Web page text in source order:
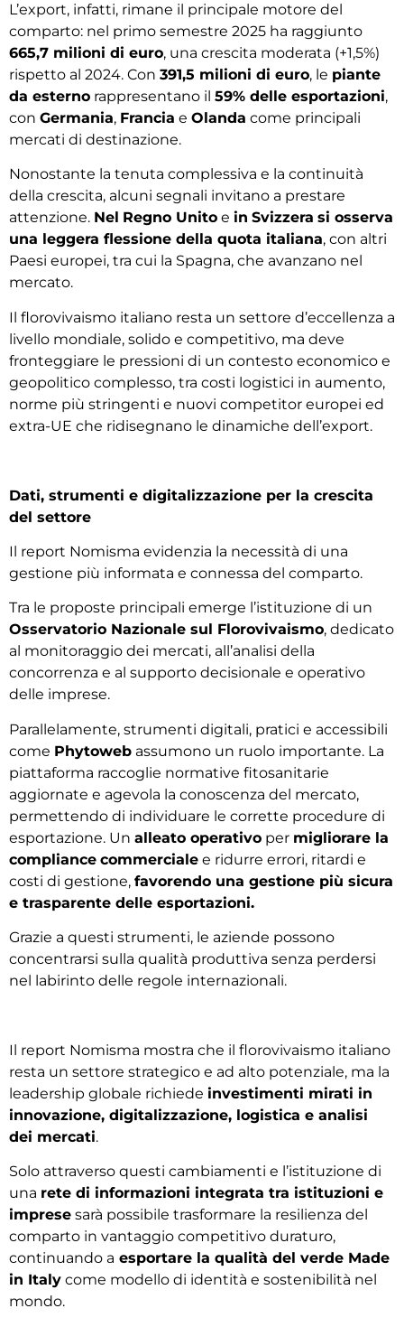
L’export, infatti, rimane il principale motore del
comparto: nel primo semestre 2025 ha raggiunto
665,7 milioni di euro, una crescita moderata (+1,5%)
rispetto al 2024. Con 391,5 milioni di euro, le piante
da esterno rappresentano il 59% delle esportazioni,
con Germania, Francia e Olanda come principali
mercati di destinazione.
Nonostante la tenuta complessiva e la continuità
della crescita, alcuni segnali invitano a prestare
attenzione. Nel Regno Unito e in Svizzera si osserva
una leggera flessione della quota italiana, con altri
Paesi europei, tra cui la Spagna, che avanzano nel
mercato.
Il florovivaismo italiano resta un settore d’eccellenza a
livello mondiale, solido e competitivo, ma deve
fronteggiare le pressioni di un contesto economico e
geopolitico complesso, tra costi logistici in aumento,
norme più stringenti e nuovi competitor europei ed
extra-UE che ridisegnano le dinamiche dell’export.
Dati, strumenti e digitalizzazione per la crescita
del settore
Il report Nomisma evidenzia la necessità di una
gestione più informata e connessa del comparto.
Tra le proposte principali emerge l’istituzione di un
Osservatorio Nazionale sul Florovivaismo, dedicato
al monitoraggio dei mercati, all’analisi della
concorrenza e al supporto decisionale e operativo
delle imprese.
Parallelamente, strumenti digitali, pratici e accessibili
come Phytoweb assumono un ruolo importante. La
piattaforma raccoglie normative fitosanitarie
aggiornate e agevola la conoscenza del mercato,
permettendo di individuare le corrette procedure di
esportazione. Un alleato operativo per migliorare la
compliance commerciale e ridurre errori, ritardi e
costi di gestione, favorendo una gestione più sicura
e trasparente delle esportazioni.
Grazie a questi strumenti, le aziende possono
concentrarsi sulla qualità produttiva senza perdersi
nel labirinto delle regole internazionali.
Il report Nomisma mostra che il florovivaismo italiano
resta un settore strategico e ad alto potenziale, ma la
leadership globale richiede investimenti mirati in
innovazione, digitalizzazione, logistica e analisi
dei mercati.
Solo attraverso questi cambiamenti e l’istituzione di
una rete di informazioni integrata tra istituzioni e
imprese sarà possibile trasformare la resilienza del
comparto in vantaggio competitivo duraturo,
continuando a esportare la qualità del verde Made
in Italy come modello di identità e sostenibilità nel
mondo.